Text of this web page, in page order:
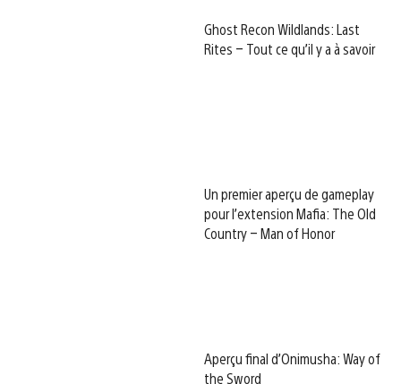
Ghost Recon Wildlands: Last
Rites – Tout ce qu’il y a à savoir
Un premier aperçu de gameplay
pour l’extension Mafia: The Old
Country – Man of Honor
Aperçu final d’Onimusha: Way of
the Sword